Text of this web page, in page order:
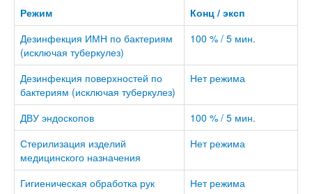
Режим
Конц / эксп
Дезинфекция ИМН по бактериям
(исключая туберкулез)
100 % / 5 мин.
Дезинфекция поверхностей по
бактериям (исключая туберкулез)
Нет режима
ДВУ эндоскопов
100 % / 5 мин.
Стерилизация изделий
медицинского назначения
Нет режима
Гигиеническая обработка рук
Нет режима